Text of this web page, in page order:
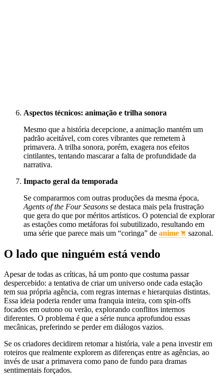
Aspectos técnicos: animação e trilha sonora
Mesmo que a história decepcione, a animação mantém um
padrão aceitável, com cores vibrantes que remetem à
primavera. A trilha sonora, porém, exagera nos efeitos
cintilantes, tentando mascarar a falta de profundidade da
narrativa.
Impacto geral da temporada
Se compararmos com outras produções da mesma época,
Agents of the Four Seasons se destaca mais pela frustração
que gera do que por méritos artísticos. O potencial de explorar
as estações como metáforas foi subutilizado, resultando em
uma série que parece mais um “coringa” de anime sazonal.
O lado que ninguém está vendo
Apesar de todas as críticas, há um ponto que costuma passar
despercebido: a tentativa de criar um universo onde cada estação
tem sua própria agência, com regras internas e hierarquias distintas.
Essa ideia poderia render uma franquia inteira, com spin‑offs
focados em outono ou verão, explorando conflitos internos
diferentes. O problema é que a série nunca aprofundou essas
mecânicas, preferindo se perder em diálogos vazios.
Se os criadores decidirem retomar a história, vale a pena investir em
roteiros que realmente explorem as diferenças entre as agências, ao
invés de usar a primavera como pano de fundo para dramas
sentimentais forçados.